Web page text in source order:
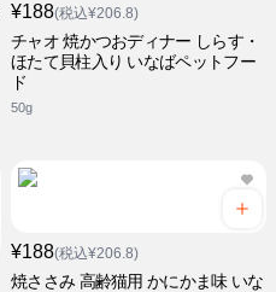
¥188(税込¥206.8)
チャオ 焼かつおディナー しらす・
ほたて貝柱入り いなばペットフー
ド
50g
¥188(税込¥206.8)
焼ささみ 高齢猫用 かにかま味 いな